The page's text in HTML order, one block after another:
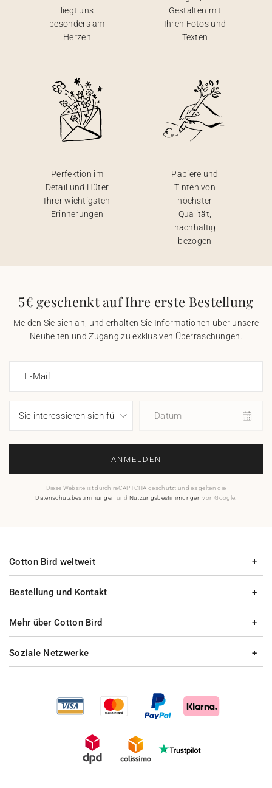
liegt uns
besonders am
Herzen
Gestalten mit
Ihren Fotos und
Texten
Perfektion im
Detail und Hüter
Ihrer wichtigsten
Erinnerungen
Papiere und
Tinten von
höchster
Qualität,
nachhaltig
bezogen
5€ geschenkt auf Ihre erste Bestellung
Melden Sie sich an, und erhalten Sie Informationen über unsere
Neuheiten und Zugang zu exklusiven Überraschungen.
E-Mail
Datum
ANMELDEN
Diese Website ist durch reCAPTCHA geschützt und es gelten die
Datenschutzbestimmungen und Nutzungsbestimmungen von Google.
Bestellung und Kontakt
Mehr über Cotton Bird
Cotton Bird weltweit
Soziale Netzwerke